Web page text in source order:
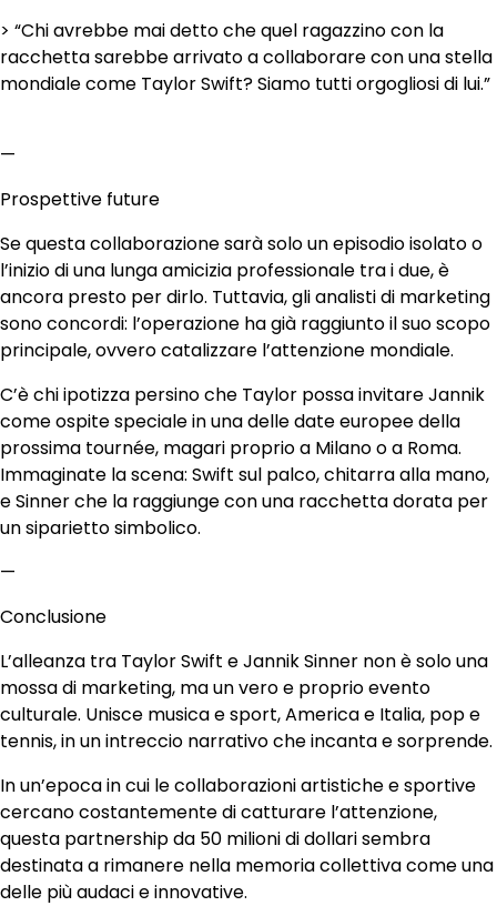
> “Chi avrebbe mai detto che quel ragazzino con la
racchetta sarebbe arrivato a collaborare con una stella
mondiale come Taylor Swift? Siamo tutti orgogliosi di lui.”
—
Prospettive future
Se questa collaborazione sarà solo un episodio isolato o
l’inizio di una lunga amicizia professionale tra i due, è
ancora presto per dirlo. Tuttavia, gli analisti di marketing
sono concordi: l’operazione ha già raggiunto il suo scopo
principale, ovvero catalizzare l’attenzione mondiale.
C’è chi ipotizza persino che Taylor possa invitare Jannik
come ospite speciale in una delle date europee della
prossima tournée, magari proprio a Milano o a Roma.
Immaginate la scena: Swift sul palco, chitarra alla mano,
e Sinner che la raggiunge con una racchetta dorata per
un siparietto simbolico.
—
Conclusione
L’alleanza tra Taylor Swift e Jannik Sinner non è solo una
mossa di marketing, ma un vero e proprio evento
culturale. Unisce musica e sport, America e Italia, pop e
tennis, in un intreccio narrativo che incanta e sorprende.
In un’epoca in cui le collaborazioni artistiche e sportive
cercano costantemente di catturare l’attenzione,
questa partnership da 50 milioni di dollari sembra
destinata a rimanere nella memoria collettiva come una
delle più audaci e innovative.